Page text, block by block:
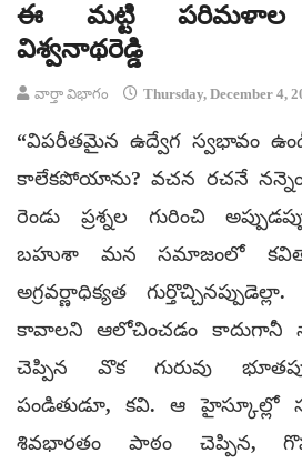
ఈ మట్టి పరిమళాల
విశ్వనాథరెడ్డి
వార్తా విభాగం Thursday, December 4,
“విపరీతమైన ఉద్వేగ స్వభావం
కాలేకపోయాను? వచన రచనే
రెండు ప్రశ్నల గురించి
బహుశా మన సమాజంలో
అగ్రవర్ణాధిక్యత
కావాలని ఆలోచించడం కాదుగానీ
చెప్పిన వొక గురువు
పండితుడూ, కవి. ఆ హైస్కూల్లో
శివభారతం పాఠం చెప్పిన,